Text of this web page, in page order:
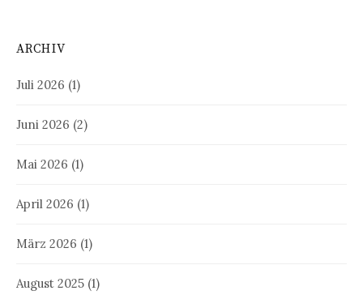
ARCHIV
Juli 2026 (1)
Juni 2026 (2)
Mai 2026 (1)
April 2026 (1)
März 2026 (1)
August 2025 (1)